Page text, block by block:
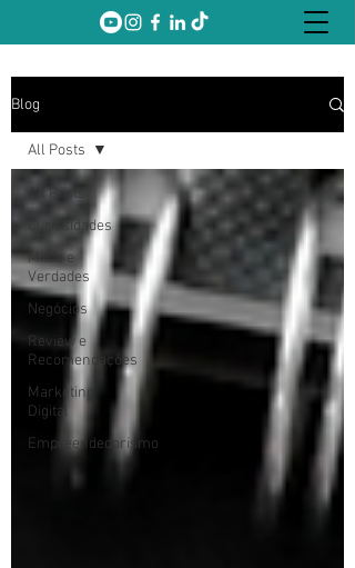
Blog
All Posts
Curiosidades
Mitos e
Verdades
Negócios
Review e
Recomendações
Marketing
Digital
Empreendedorismo
All Posts